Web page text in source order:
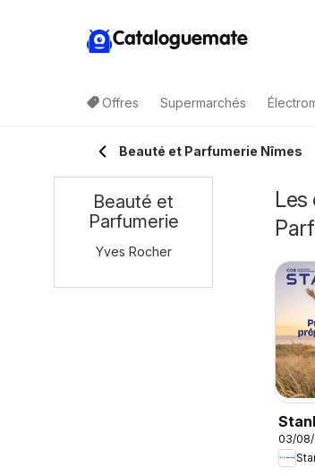
Cataloguemate
Offres Supermarchés
Beauté et Parfumerie Nîmes
03/08/
Beauté et
Parfumerie
Yves Rocher